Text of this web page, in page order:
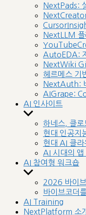
sub
menu
NextPads:
NextLLM 플
AutoEDA:
NextWiki
헤르메스 기
NextAuth:
AIGrape:
AI 인사이트
Show
sub
menu
하네스, 클로
현대 인공지
현대 AI 클라
AI 시대의 앱
AI 참여형 워크숍
Show
sub
menu
2026 바이
바이브코더
AI Training
NextPlatform 소